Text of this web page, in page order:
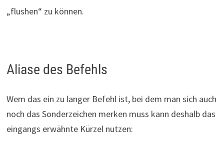
„flushen“ zu können.
Aliase des Befehls
Wem das ein zu langer Befehl ist, bei dem man sich auch
noch das Sonderzeichen merken muss kann deshalb das
eingangs erwähnte Kürzel nutzen: